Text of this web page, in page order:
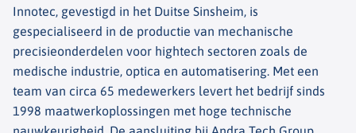
Innotec, gevestigd in het Duitse Sinsheim, is
gespecialiseerd in de productie van mechanische
precisieonderdelen voor hightech sectoren zoals de
medische industrie, optica en automatisering. Met een
team van circa 65 medewerkers levert het bedrijf sinds
1998 maatwerkoplossingen met hoge technische